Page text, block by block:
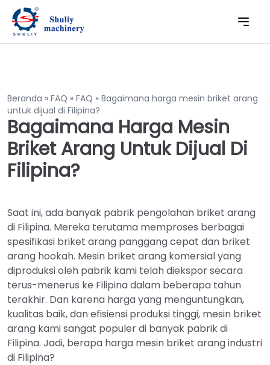
Beranda » FAQ » FAQ » Bagaimana harga mesin briket arang
untuk dijual di Filipina?
Bagaimana Harga Mesin
Briket Arang Untuk Dijual Di
Filipina?
Saat ini, ada banyak pabrik pengolahan briket arang
di Filipina. Mereka terutama memproses berbagai
spesifikasi briket arang panggang cepat dan briket
arang hookah. Mesin briket arang komersial yang
diproduksi oleh pabrik kami telah diekspor secara
terus-menerus ke Filipina dalam beberapa tahun
terakhir. Dan karena harga yang menguntungkan,
kualitas baik, dan efisiensi produksi tinggi, mesin briket
arang kami sangat populer di banyak pabrik di
Filipina. Jadi, berapa harga mesin briket arang industri
di Filipina?